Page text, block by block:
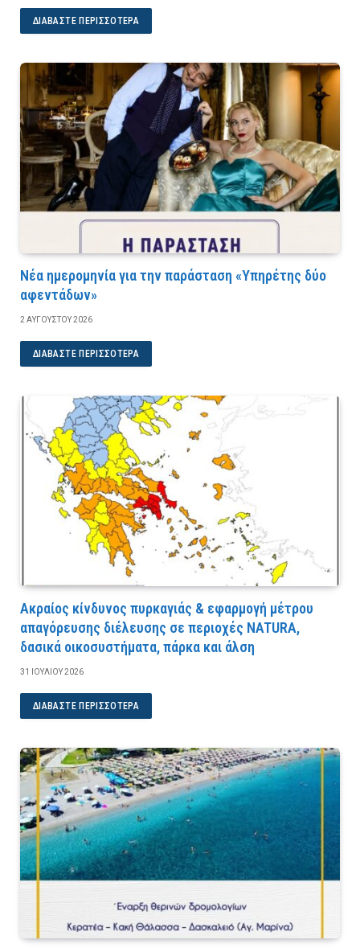
ΔΙΑΒΆΣΤΕ ΠΕΡΙΣΣΌΤΕΡΑ
Νέα ημερομηνία για την παράσταση «Υπηρέτης δύο
αφεντάδων»
2 ΑΥΓΟΎΣΤΟΥ 2026
ΔΙΑΒΆΣΤΕ ΠΕΡΙΣΣΌΤΕΡΑ
Ακραίος κίνδυνος πυρκαγιάς & εφαρμογή μέτρου
απαγόρευσης διέλευσης σε περιοχές NATURA,
δασικά οικοσυστήματα, πάρκα και άλση
31 ΙΟΥΛΊΟΥ 2026
ΔΙΑΒΆΣΤΕ ΠΕΡΙΣΣΌΤΕΡΑ